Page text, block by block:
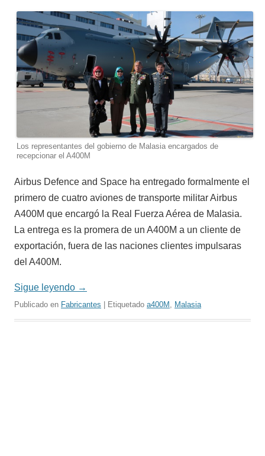
Los representantes del gobierno de Malasia encargados de
recepcionar el A400M
Airbus Defence and Space ha entregado formalmente el
primero de cuatro aviones de transporte militar Airbus
A400M que encargó la Real Fuerza Aérea de Malasia.
La entrega es la promera de un A400M a un cliente de
exportación, fuera de las naciones clientes impulsaras
del A400M.
Sigue leyendo →
Publicado en Fabricantes | Etiquetado a400M Malasia